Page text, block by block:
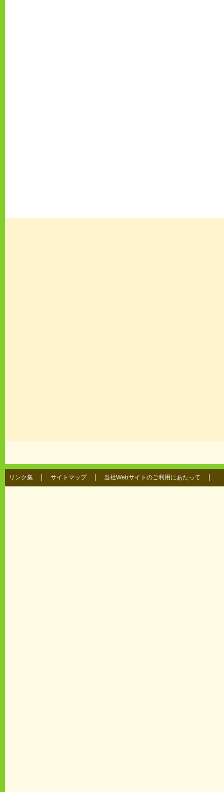
リンク集 サイトマップ 当社Webサイトのご利用にあたって